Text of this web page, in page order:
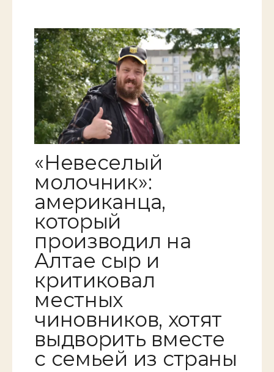
«Невеселый
молочник»:
американца,
который
производил на
Алтае сыр и
критиковал
местных
чиновников, хотят
выдворить вместе
с семьей из страны